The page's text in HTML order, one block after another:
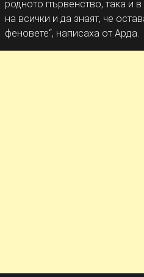
родното първенство, така и
на всички и да знаят, че
феновете“, написаха от Арда.